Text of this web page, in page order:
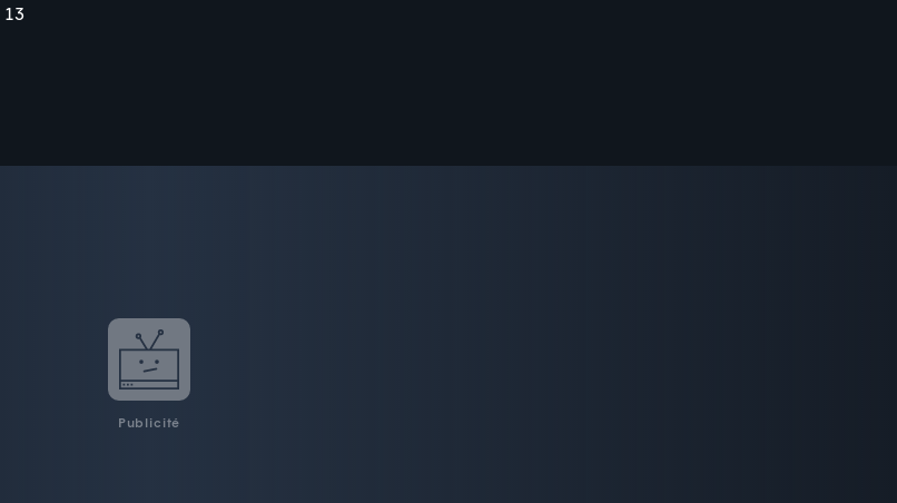
13
Publicité